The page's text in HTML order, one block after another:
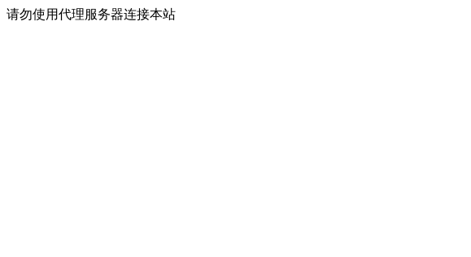
请勿使用代理服务器连接本站